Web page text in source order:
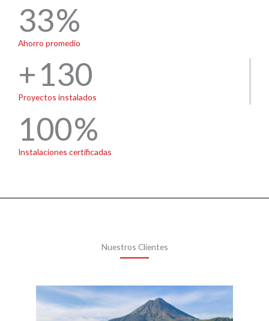
33
Ahorro promedio
130
Proyectos instalados
100
Instalaciones certificadas
Nuestros Clientes